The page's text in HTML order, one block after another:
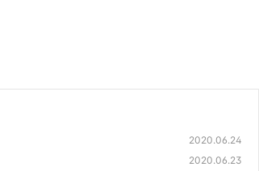
2020.06.24
2020.06.23